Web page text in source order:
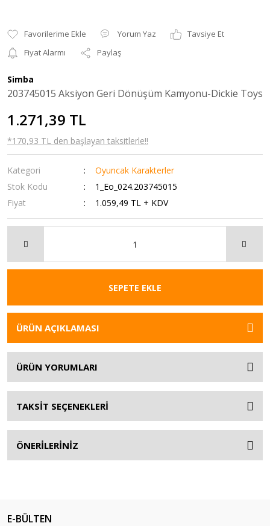
Yorum Yaz
Tavsiye Et
Fiyat Alarmı
Paylaş
Simba
203745015 Aksiyon Geri Dönüşüm Kamyonu-Dickie Toys
1.271,39 TL
*170,93 TL den başlayan taksitlerle!!
Kategori
Oyuncak Karakterler
Stok Kodu
1_Eo_024.203745015
Fiyat
1.059,49 TL + KDV
SEPETE EKLE
ÜRÜN AÇIKLAMASI
ÜRÜN YORUMLARI
TAKSİT SEÇENEKLERİ
ÖNERİLERİNİZ
E-BÜLTEN